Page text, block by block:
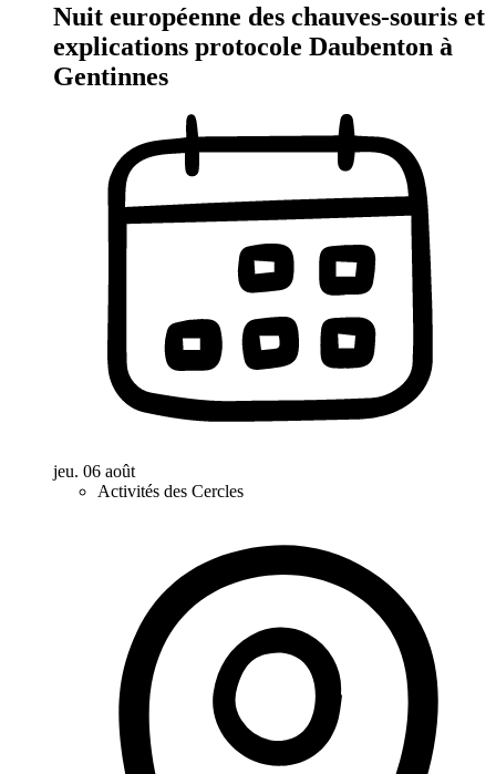
Nuit européenne des chauves-souris et
explications protocole Daubenton à
Gentinnes
jeu. 06 août
Activités des Cercles